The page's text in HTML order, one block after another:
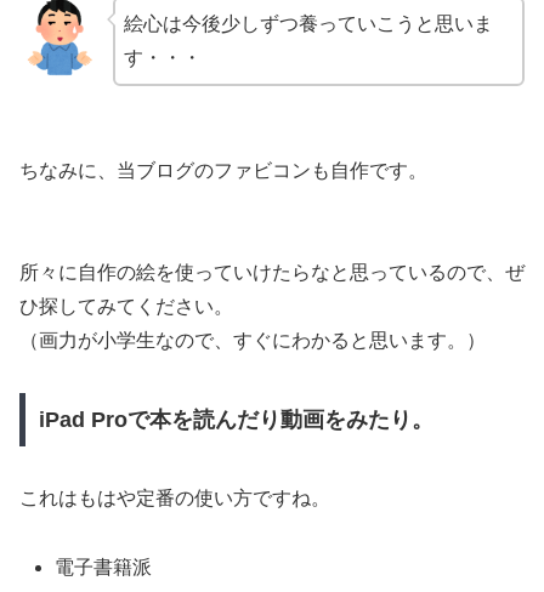
絵心は今後少しずつ養っていこうと思いま
す・・・
ちなみに、当ブログのファビコンも自作です。
所々に自作の絵を使っていけたらなと思っているので、ぜ
ひ探してみてください。
（画力が小学生なので、すぐにわかると思います。）
iPad Proで本を読んだり動画をみたり。
これはもはや定番の使い方ですね。
電子書籍派